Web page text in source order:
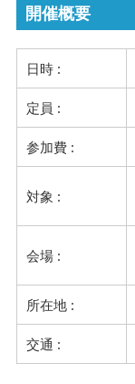
開催概要
日時 :
定員 :
参加費 :
対象 :
会場 :
所在地 :
交通 :